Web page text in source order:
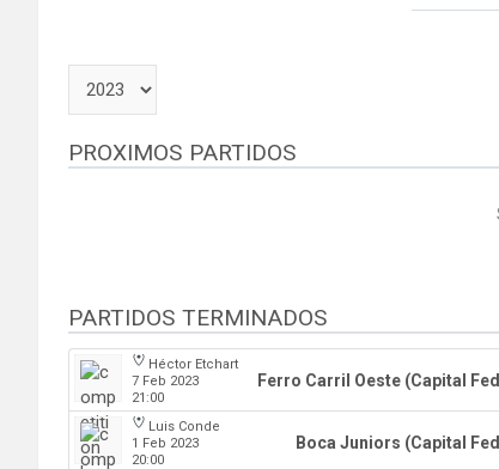
PROXIMOS PARTIDOS
PARTIDOS TERMINADOS
Héctor Etchart
7 Feb 2023
21:00
Ferro Carril Oeste (Capital
Luis Conde
1 Feb 2023
20:00
Boca Juniors (Capital